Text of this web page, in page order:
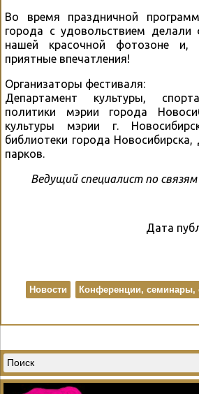
Во время праздничной
города с удовольствием
нашей красочной фотозоне и,
приятные впечатления!
Организаторы фестиваля:
Департамент культуры,
политики мэрии города
культуры мэрии г.
библиотеки города Новосибирска,
парков.
Ведущий специалист по
Дата
Конференции,
Новости